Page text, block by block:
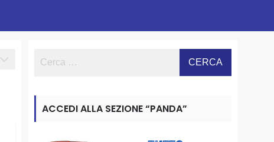
ACCEDI ALLA SEZIONE “PANDA”